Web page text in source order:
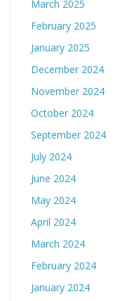
March 2025
February 2025
January 2025
December 2024
November 2024
October 2024
September 2024
July 2024
June 2024
May 2024
April 2024
March 2024
February 2024
January 2024